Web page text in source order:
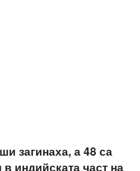
загинаха, а 48 са
индийската част на